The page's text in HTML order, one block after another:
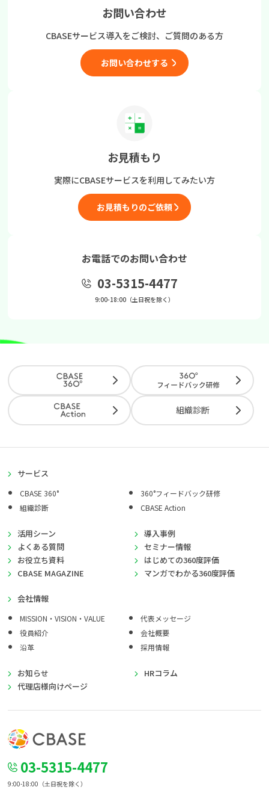
お問い合わせ
CBASEサービス導入をご検討、 ご質問のある方
お問い合わせする
お見積もり
実際にCBASEサービスを利用してみたい方
お見積もりのご依頼
お電話でのお問い合わせ
03-5315-4477
9:00-18:00（土日祝を除く）
組織診断
サービス
CBASE 360°
360°フィードバック研修
組織診断
CBASE Action
活用シーン
導入事例
よくある質問
セミナー情報
お役立ち資料
はじめての360度評価
CBASE MAGAZINE
マンガでわかる360度評価
会社情報
MISSION・VISION・VALUE
代表メッセージ
役員紹介
会社概要
沿革
採用情報
お知らせ
HRコラム
代理店様向けページ
03-5315-4477
9:00-18:00（土日祝を除く）